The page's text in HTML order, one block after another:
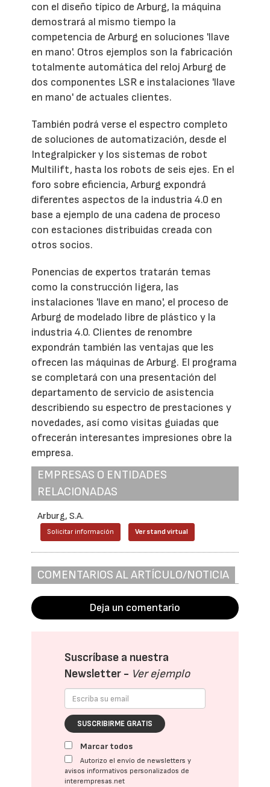
con el diseño típico de Arburg, la máquina
demostrará al mismo tiempo la
competencia de Arburg en soluciones 'llave
en mano'. Otros ejemplos son la fabricación
totalmente automática del reloj Arburg de
dos componentes LSR e instalaciones 'llave
en mano' de actuales clientes.
También podrá verse el espectro completo
de soluciones de automatización, desde el
Integralpicker y los sistemas de robot
Multilift, hasta los robots de seis ejes. En el
foro sobre eficiencia, Arburg expondrá
diferentes aspectos de la industria 4.0 en
base a ejemplo de una cadena de proceso
con estaciones distribuidas creada con
otros socios.
Ponencias de expertos tratarán temas
como la construcción ligera, las
instalaciones 'llave en mano', el proceso de
Arburg de modelado libre de plástico y la
industria 4.0. Clientes de renombre
expondrán también las ventajas que les
ofrecen las máquinas de Arburg. El programa
se completará con una presentación del
departamento de servicio de asistencia
describiendo su espectro de prestaciones y
novedades, así como visitas guiadas que
ofrecerán interesantes impresiones obre la
empresa.
EMPRESAS O ENTIDADES
RELACIONADAS
Arburg, S.A.
Solicitar información Ver stand virtual
COMENTARIOS AL ARTÍCULO/NOTICIA
Deja un comentario
Suscríbase a nuestra
Newsletter - Ver ejemplo
SUSCRIBIRME GRATIS
Marcar todos
Autorizo el envío de newsletters y
avisos informativos personalizados de
interempresas.net